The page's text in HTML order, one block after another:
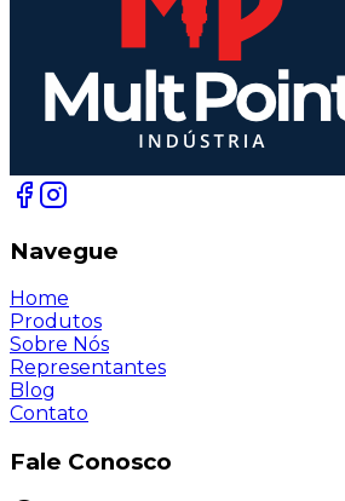
Navegue
Home
Produtos
Sobre Nós
Representantes
Blog
Contato
Fale Conosco